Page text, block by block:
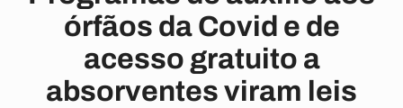
órfãos da Covid e de
acesso gratuito a
absorventes viram leis